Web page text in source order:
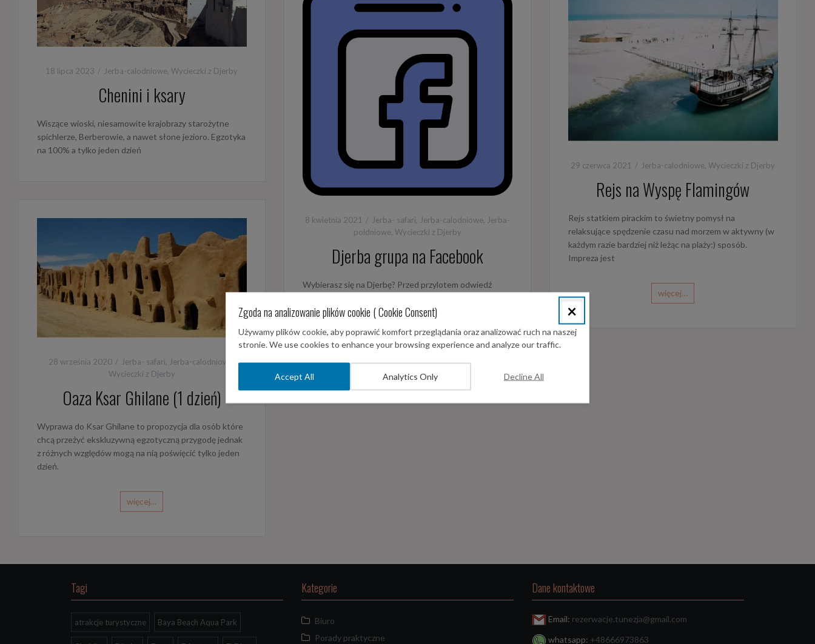
18 lipca 2023 Jerba-calodniowe,Wycieczki z Djerby
Chenini i ksary
Wiszące wioski, niesamowite krajobrazy starożytne
spichlerze, Berberowie, a nawet słone jezioro. Egzotyka
na 100% a tylko jeden dzień
29 czerwca 2021 Jerba-calodniowe,Wycieczki z Djerby
Rejs na Wyspę Flamingów
Rejs statkiem pirackim to świetny pomysł na
relaksujące spędzenie czasu nad morzem w aktywny (w
każdym razie bardziej niż leżąc na plaży:) sposób.
Impreza jest
więcej…
8 kwietnia 2021 Jerba- safari, Jerba-calodniowe, Jerba-
poldniowe, Wycieczki z Djerby
Djerba grupa na Facebook
Wybierasz się na Djerbę? Przed przylotem odwiedź
Znajdziesz tam odpowiedzi na wiele nurtujących Cię
28 września 2020 Jerba- safari, Jerba-calodniowe
Wycieczki z Djerby
Oaza Ksar Ghilane (1 dzień)
Wyprawa do Ksar Ghilane to propozycja dla osób które
chcą przeżyć ekskluzywną egzotyczną przygodę jednak
z różnych względów mogą na nią poświęcić tylko jeden
dzień.
więcej…
Tagi
atrakcje turystyczne Baya Beach Aqua Park
Kategorie
Biuro
Porady praktyczne
Dane kontaktowe
Email: rezerwacje.tunezja@gmail.com
whatsapp: +48666973863
×
Zgoda na analizowanie plików cookie ( Cookie Consent)
Używamy plików cookie, aby poprawić komfort przeglądania oraz analizować ruch na naszej
stronie. We use cookies to enhance your browsing experience and analyze our traffic.
Accept All Analytics Only Decline All